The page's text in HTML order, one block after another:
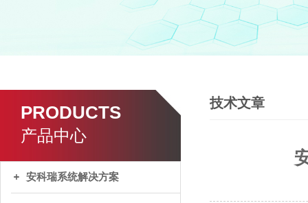
PRODUCTS
产品中心
安科瑞系统解决方案
技术文章